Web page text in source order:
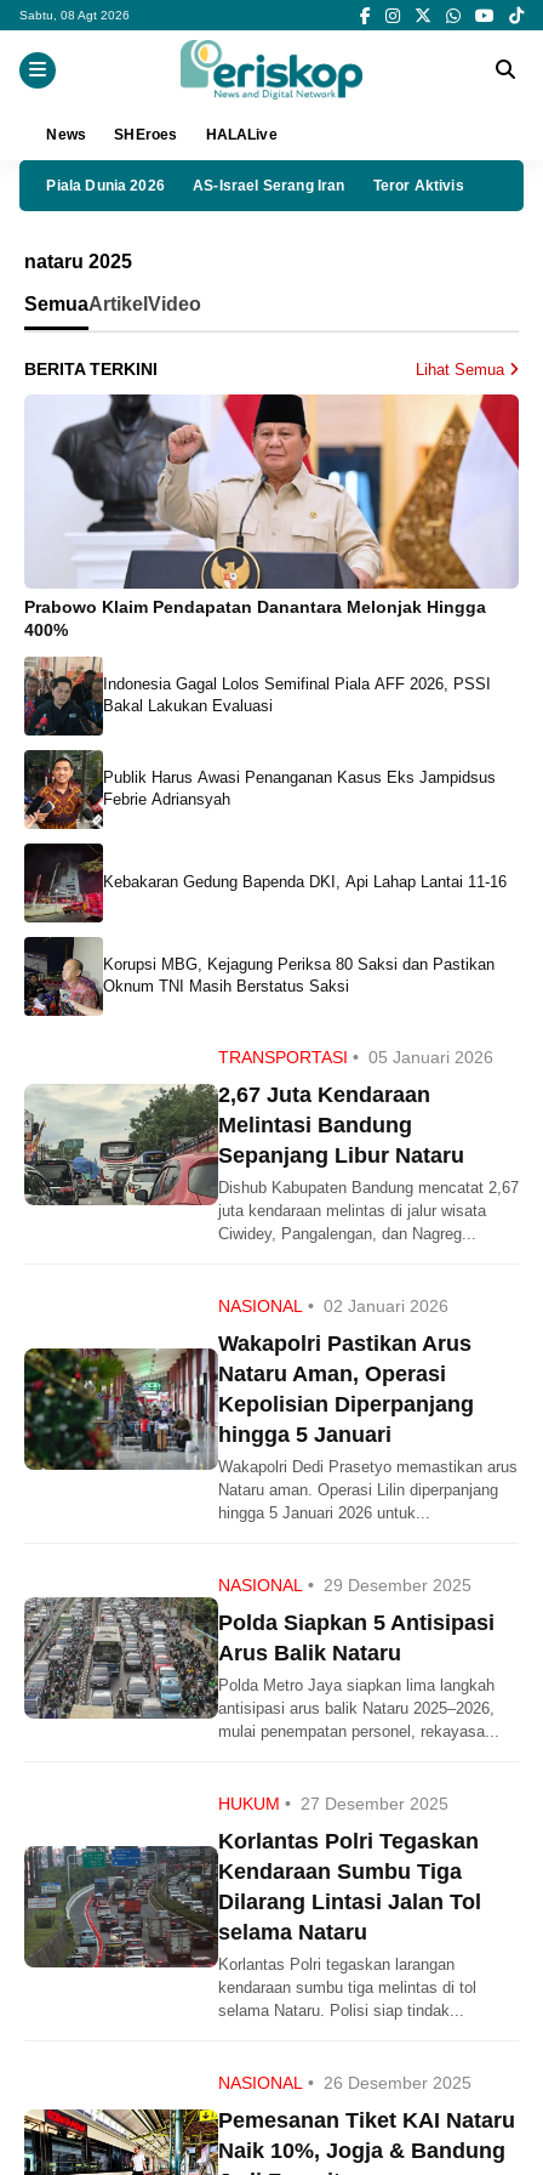
Sabtu, 08 Agt 2026
News SHEroes HALALive
Piala Dunia 2026 AS-Israel Serang Iran Teror Aktivis
nataru 2025
SemuaArtikel Video
BERITA TERKINI Lihat Semua
Prabowo Klaim Pendapatan Danantara Melonjak Hingga
400%
Indonesia Gagal Lolos Semifinal Piala AFF 2026, PSSI
Bakal Lakukan Evaluasi
Publik Harus Awasi Penanganan Kasus Eks Jampidsus
Febrie Adriansyah
Kebakaran Gedung Bapenda DKI, Api Lahap Lantai 11-16
Korupsi MBG, Kejagung Periksa 80 Saksi dan Pastikan
Oknum TNI Masih Berstatus Saksi
TRANSPORTASI • 05 Januari 2026
2,67 Juta Kendaraan
Melintasi Bandung
Sepanjang Libur Nataru
Dishub Kabupaten Bandung mencatat 2,67
juta kendaraan melintas di jalur wisata
Ciwidey, Pangalengan, dan Nagreg...
NASIONAL • 02 Januari 2026
Wakapolri Pastikan Arus
Nataru Aman, Operasi
Kepolisian Diperpanjang
hingga 5 Januari
Wakapolri Dedi Prasetyo memastikan arus
Nataru aman. Operasi Lilin diperpanjang
hingga 5 Januari 2026 untuk...
NASIONAL • 29 Desember 2025
Polda Siapkan 5 Antisipasi
Arus Balik Nataru
Polda Metro Jaya siapkan lima langkah
antisipasi arus balik Nataru 2025–2026,
mulai penempatan personel, rekayasa...
HUKUM • 27 Desember 2025
Korlantas Polri Tegaskan
Kendaraan Sumbu Tiga
Dilarang Lintasi Jalan Tol
selama Nataru
Korlantas Polri tegaskan larangan
kendaraan sumbu tiga melintas di tol
selama Nataru. Polisi siap tindak...
NASIONAL • 26 Desember 2025
Pemesanan Tiket KAI Nataru
Naik 10%, Jogja & Bandung